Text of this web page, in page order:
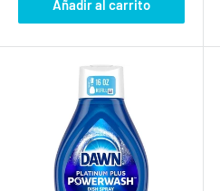
Añadir al carrito